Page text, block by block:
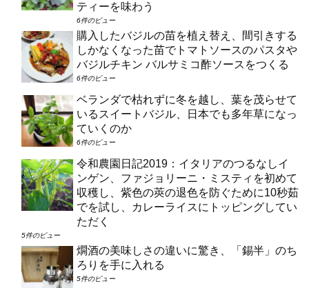
ティーを味わう
6件のビュー
購入したバジルの苗を植え替え、間引きする
しかなくなった苗でトマトソースのパスタや
バジルチキン バルサミコ酢ソースをつくる
6件のビュー
ベランダで枯れずに冬を越し、葉を茂らせて
いるスイートバジル、日本でも多年草になっ
ていくのか
6件のビュー
令和農園日記2019：イタリアのつるなしイ
ンゲン、ファジョリーニ・ミスティを初めて
収穫し、紫色の莢の退色を防ぐために10秒茹
でを試し、カレーライスにトッピングしてい
ただく
5件のビュー
燗酒の美味しさの違いに驚き、「錫半」のち
ろりを手に入れる
5件のビュー